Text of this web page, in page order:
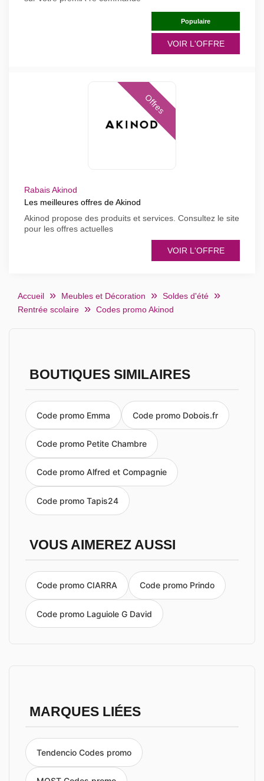
Populaire
VOIR L'OFFRE
Offres
Rabais Akinod
Les meilleures offres de Akinod
Akinod propose des produits et services. Consultez le site
pour les offres actuelles
VOIR L'OFFRE
Accueil Meubles et Décoration
Soldes d'été
Rentrée scolaire
Codes promo Akinod
BOUTIQUES SIMILAIRES
Code promo Emma Code promo Dobois.fr
Code promo Petite Chambre
Code promo Alfred et Compagnie
Code promo Tapis24
VOUS AIMEREZ AUSSI
Code promo CIARRA Code promo Prindo
Code promo Laguiole G David
MARQUES LIÉES
Tendencio Codes promo